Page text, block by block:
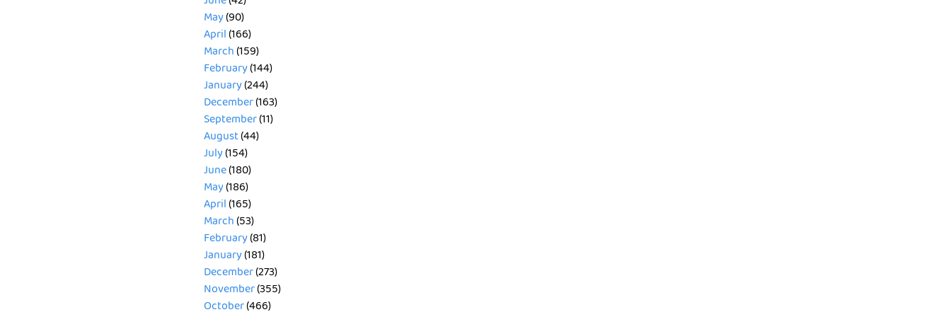
May(90)
April(166)
March(159)
February(144)
January(244)
December(163)
September(11)
August(44)
July(154)
June(180)
May(186)
April(165)
March(53)
February(81)
January(181)
December(273)
November(355)
October(466)